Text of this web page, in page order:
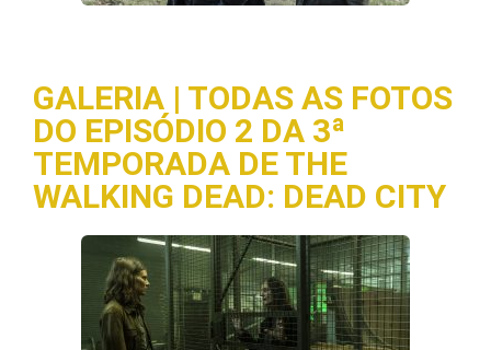
GALERIA | TODAS AS FOTOS
DO EPISÓDIO 2 DA 3ª
TEMPORADA DE THE
WALKING DEAD: DEAD CITY